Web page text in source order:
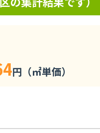
円（㎡単価）